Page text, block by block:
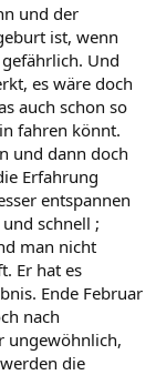
und der
ist, wenn
Und
es wäre doch
auch schon so
fahren könnt.
und dann doch
Erfahrung
entspannen
schnell ;
man nicht
Er hat es
Ende Februar
nach
ungewöhnlich,
die